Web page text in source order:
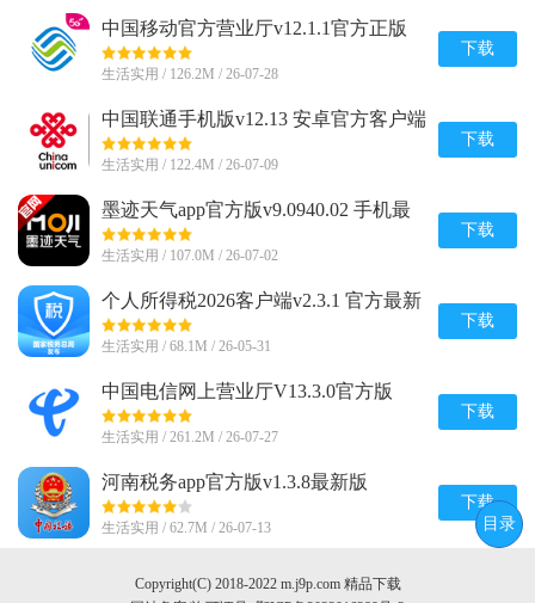
中国移动官方营业厅v12.1.1官方正版
生活实用 / 126.2M / 26-07-28
下载
中国联通手机版v12.13 安卓官方客户端
生活实用 / 122.4M / 26-07-09
下载
墨迹天气app官方版v9.0940.02 手机最
新版
生活实用 / 107.0M / 26-07-02
下载
个人所得税2026客户端v2.3.1 官方最新
版
生活实用 / 68.1M / 26-05-31
下载
中国电信网上营业厅V13.3.0官方版
生活实用 / 261.2M / 26-07-27
下载
河南税务app官方版v1.3.8最新版
生活实用 / 62.7M / 26-07-13
下载
Copyright(C) 2018-2022 m.j9p.com 精品下载
目录